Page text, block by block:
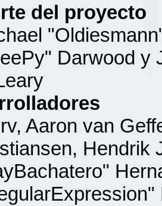
del proyecto
Darwood y
Aaron van
Hendrik